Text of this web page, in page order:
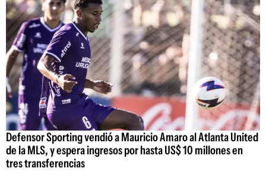
Defensor Sporting vendió a Mauricio Amaro al Atlanta United
de la MLS, y espera ingresos por hasta US$ 10 millones en
tres transferencias